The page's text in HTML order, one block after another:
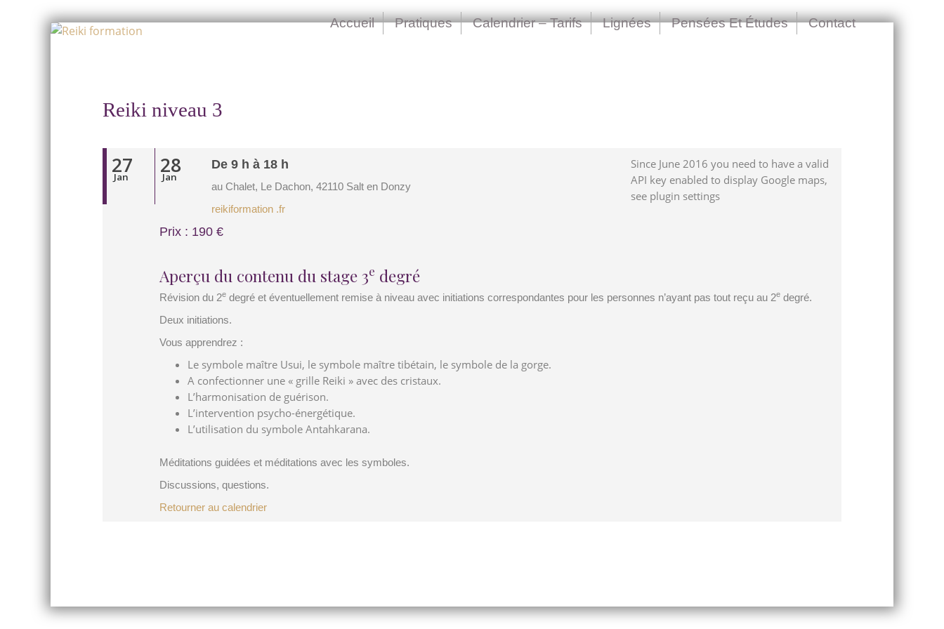
Skip
Accueil Pratiques Calendrier – Tarifs Lignées Pensées Et Études Contact
Reiki niveau 3
27
Jan 28
Jan
Since June 2016 you need to have a valid
API key enabled to display Google maps,
see plugin settings
De 9 h à 18 h
au Chalet, Le Dachon, 42110 Salt en Donzy
reikiformation .fr
Prix : 190 €
Aperçu du contenu du stage 3e degré
Révision du 2e degré et éventuellement remise à niveau avec initiations correspondantes pour les personnes n’ayant pas tout reçu au 2e degré.
Deux initiations.
Vous apprendrez :
Le symbole maître Usui, le symbole maître tibétain, le symbole de la gorge.
A confectionner une « grille Reiki » avec des cristaux.
L’harmonisation de guérison.
L’intervention psycho-énergétique.
L’utilisation du symbole Antahkarana.
Méditations guidées et méditations avec les symboles.
Discussions, questions.
Retourner au calendrier